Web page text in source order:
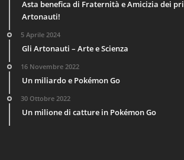
Asta benefica di Fraternità e Amicizia dei
Artonauti!
5 Aprile 2024
Gli Artonauti – Arte e Scienza
16 Novembre 2022
Un miliardo e Pokémon Go
30 Ottobre 2022
Un milione di catture in Pokémon Go